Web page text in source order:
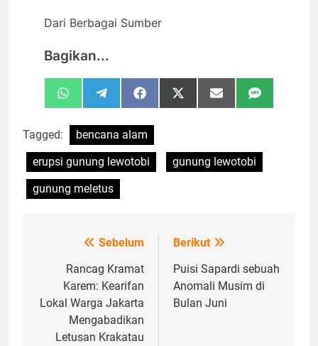
Dari Berbagai Sumber
Bagikan...
Share
on
WhatsAppShare
on
TelegramShare
on
FacebookShare
on
X
(Twitter)
Share
on
Email Share
on
SMS
Tagged:
bencana alam
erupsi gunung lewotobi
gunung lewotobi
gunung meletus
NavigasiSebelum
Rancag Kramat
Karem: Kearifan
Lokal Warga Jakarta
Mengabadikan
Letusan Krakatau
Berikut
Puisi Sapardi sebuah
Anomali Musim di
Bulan Juni